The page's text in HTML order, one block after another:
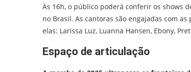
Às 16h, o público poderá conferir os shows
no Brasil. As cantoras são engajadas com
elas: Larissa Luz, Luanna Hansen, Ebony,
Espaço de articulação